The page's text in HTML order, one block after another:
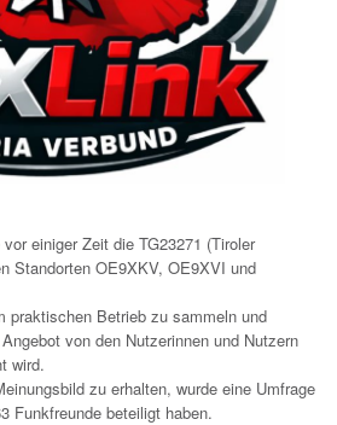
einiger Zeit die TG23271 (Tiroler
Standorten OE9XKV, OE9XVI und
praktischen Betrieb zu sammeln und
von den Nutzerinnen und Nutzern
wird.
zu erhalten, wurde eine Umfrage
Funkfreunde beteiligt haben.